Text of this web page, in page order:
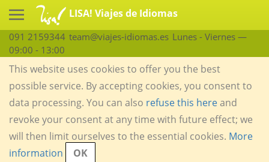
LISA! Viajes de Idiomas
091 2159344 team@viajes-idiomas.es Lunes - Viernes —
09:00 - 13:00
This website uses cookies to offer you the best
possible service. By accepting cookies, you consent to
data processing. You can also refuse this hereand
revoke your consent at any time with future effect; we
will then limit ourselves to the essential cookies. More
information
OK